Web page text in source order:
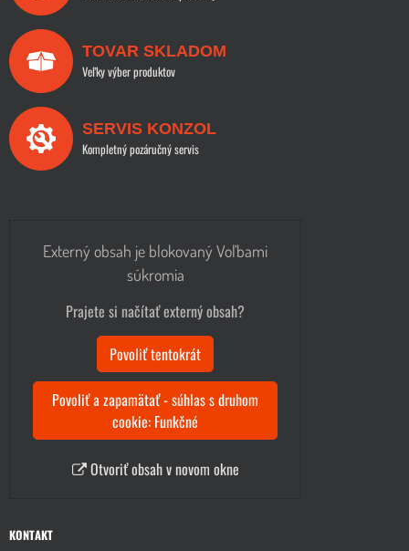
TOVAR SKLADOM
Veľky výber produktov
SERVIS KONZOL
Kompletný pozáručný servis
Externý obsah je blokovaný Voľbami
súkromia
Prajete si načítať externý obsah?
Povoliť tentokrát
Povoliť a zapamätať - súhlas s druhom
cookie: Funkčné
Otvoriť obsah v novom okne
KONTAKT